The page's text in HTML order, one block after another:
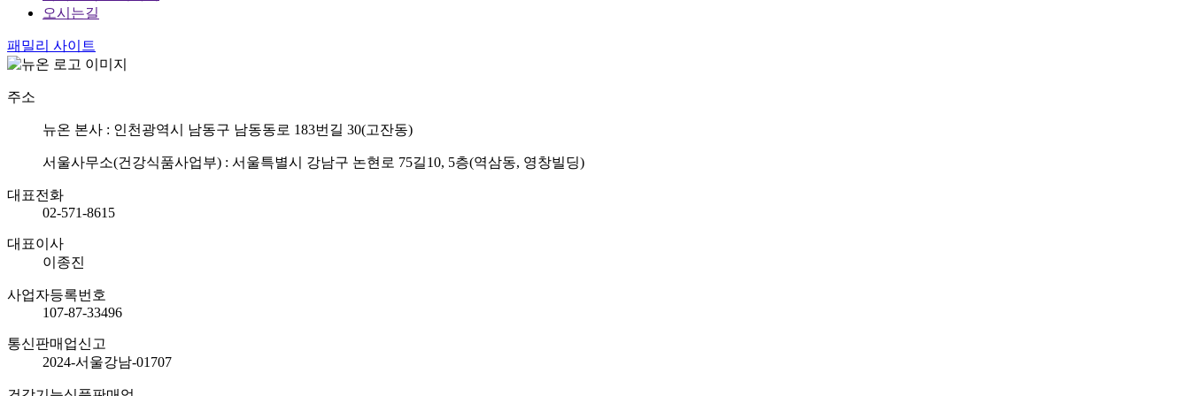
오시는길
패밀리 사이트
주소
뉴온 본사 : 인천광역시 남동구 남동동로 183번길 30(고잔동)
서울사무소(건강식품사업부) : 서울특별시 강남구 논현로 75길10, 5층(역삼동, 영창빌딩)
대표전화
02-571-8615
대표이사
이종진
사업자등록번호
107-87-33496
통신판매업신고
2024-서울강남-01707